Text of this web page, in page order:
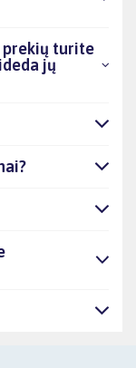
prekių turite
jų